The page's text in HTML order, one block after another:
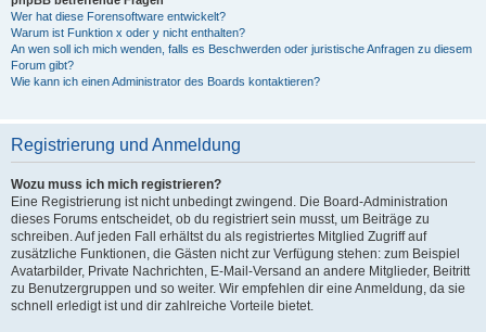
Wer hat diese Forensoftware entwickelt?
Warum ist Funktion x oder y nicht enthalten?
An wen soll ich mich wenden, falls es Beschwerden oder juristische Anfragen zu diesem
Forum gibt?
Wie kann ich einen Administrator des Boards kontaktieren?
Registrierung und Anmeldung
Wozu muss ich mich registrieren?
Eine Registrierung ist nicht unbedingt zwingend. Die Board-Administration
dieses Forums entscheidet, ob du registriert sein musst, um Beiträge zu
schreiben. Auf jeden Fall erhältst du als registriertes Mitglied Zugriff auf
zusätzliche Funktionen, die Gästen nicht zur Verfügung stehen: zum Beispiel
Avatarbilder, Private Nachrichten, E-Mail-Versand an andere Mitglieder, Beitritt
zu Benutzergruppen und so weiter. Wir empfehlen dir eine Anmeldung, da sie
schnell erledigt ist und dir zahlreiche Vorteile bietet.